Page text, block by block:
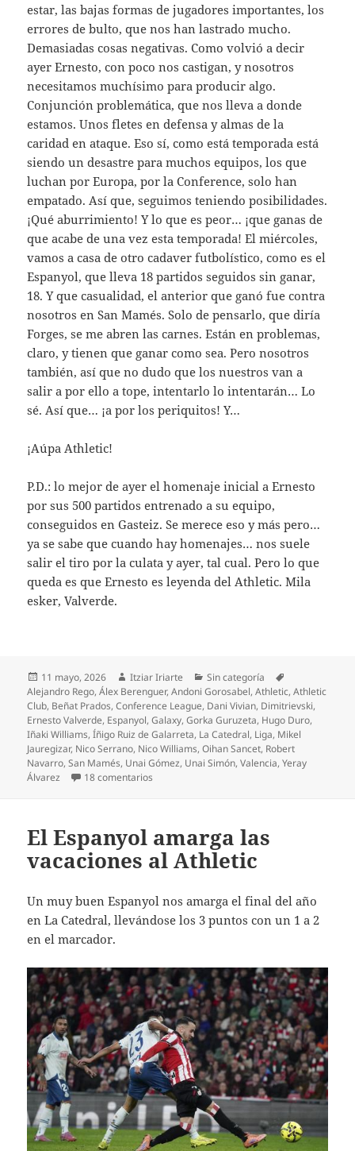
estar, las bajas formas de jugadores importantes, los
errores de bulto, que nos han lastrado mucho.
Demasiadas cosas negativas. Como volvió a decir
ayer Ernesto, con poco nos castigan, y nosotros
necesitamos muchísimo para producir algo.
Conjunción problemática, que nos lleva a donde
estamos. Unos fletes en defensa y almas de la
caridad en ataque. Eso sí, como está temporada está
siendo un desastre para muchos equipos, los que
luchan por Europa, por la Conference, solo han
empatado. Así que, seguimos teniendo posibilidades.
¡Qué aburrimiento! Y lo que es peor… ¡que ganas de
que acabe de una vez esta temporada! El miércoles,
vamos a casa de otro cadaver futbolístico, como es el
Espanyol, que lleva 18 partidos seguidos sin ganar,
18. Y que casualidad, el anterior que ganó fue contra
nosotros en San Mamés. Solo de pensarlo, que diría
Forges, se me abren las carnes. Están en problemas,
claro, y tienen que ganar como sea. Pero nosotros
también, así que no dudo que los nuestros van a
salir a por ello a tope, intentarlo lo intentarán… Lo
sé. Así que… ¡a por los periquitos! Y…
¡Aúpa Athletic!
P.D.: lo mejor de ayer el homenaje inicial a Ernesto
por sus 500 partidos entrenado a su equipo,
conseguidos en Gasteiz. Se merece eso y más pero…
ya se sabe que cuando hay homenajes… nos suele
salir el tiro por la culata y ayer, tal cual. Pero lo que
queda es que Ernesto es leyenda del Athletic. Mila
esker, Valverde.
Publicado
el
11 mayo, 2026 Autor
Itziar Iriarte Categorías
Sin categoría
Alejandro Rego,Álex Berenguer,Andoni Gorosabel,Athletic,Athletic
Club, Beñat Prados,Conference League, Dani Vivian, Dimitrievski,
Ernesto Valverde, Espanyol,Galaxy,Gorka Guruzeta, Hugo Duro,
Iñaki Williams,Íñigo Ruiz de Galarreta, La Catedral, Liga, Mikel
Jauregizar, Nico Serrano, Nico Williams,Oihan Sancet, Robert
Navarro,San Mamés, Unai Gómez, Unai Simón,Valencia,Yeray
Álvarez
18 comentarios
El Espanyol amarga las
vacaciones al Athletic
Un muy buen Espanyol nos amarga el final del año
en La Catedral, llevándose los 3 puntos con un 1 a 2
en el marcador.